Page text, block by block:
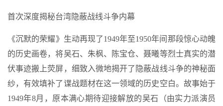
首次深度揭秘台湾隐蔽战线斗争内幕
《沉默的荣耀》生动再现了1949年至1950年间那段惊心动魄
的历史画卷，将吴石、朱枫、陈宝仓、聂曦等烈士真实的潜
伏事迹搬上荧屏，细致入微地揭开了隐蔽战线斗争的神秘面
纱，有效填补了谍战题材在这一领域的历史空白。故事始于
1949年8月，原本满心期待迎接解放的吴石（由实力派演员